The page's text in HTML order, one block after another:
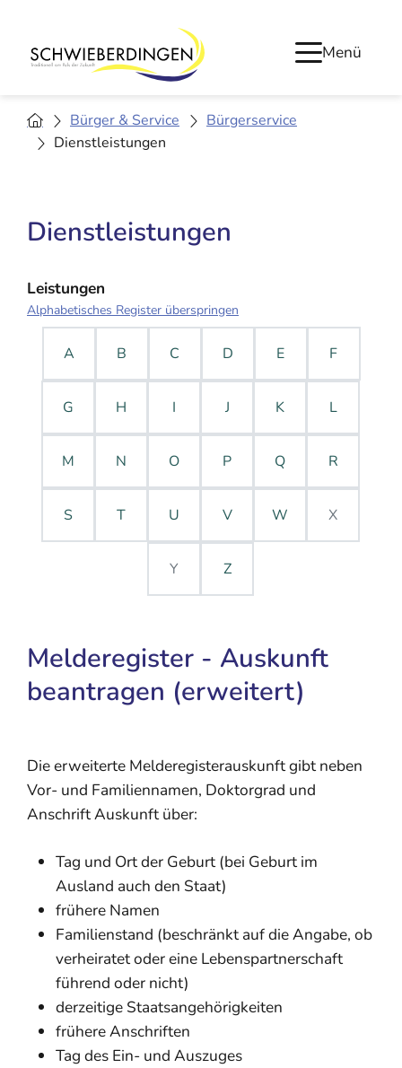
Menü
Bürger & Service
Bürgerservice
Dienstleistungen
Dienstleistungen
Leistungen
Alphabetisches Register überspringen
A B C D E F
G H I J K L
M N O P Q R
S T U V W X
Y Z
Melderegister - Auskunft
beantragen (erweitert)
Die erweiterte Melderegisterauskunft gibt neben
Vor- und Familiennamen, Doktorgrad und
Anschrift Auskunft über:
Tag und Ort der Geburt (bei Geburt im
Ausland auch den Staat)
frühere Namen
Familienstand (beschränkt auf die Angabe, ob
verheiratet oder eine Lebenspartnerschaft
führend oder nicht)
derzeitige Staatsangehörigkeiten
frühere Anschriften
Tag des Ein- und Auszuges